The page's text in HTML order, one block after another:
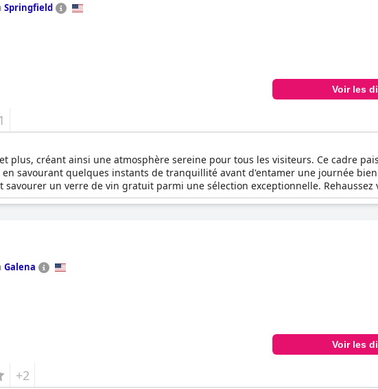
Springfield
Voir les
plus, créant ainsi une atmosphère sereine pour tous les visiteurs. Ce cadre
savourant quelques instants de tranquillité avant d'entamer une journée bien
un verre de vin gratuit parmi une sélection exceptionnelle. Rehaussez
organisant à l'Inn at 835, où l'élégance et le luxe sont les garants
Galena
Voir les
+2